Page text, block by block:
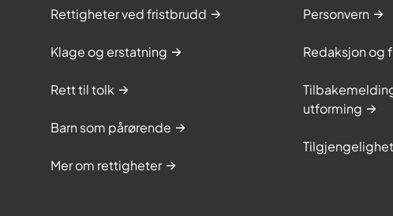
Rettigheter ved fristbrudd
Klage og erstatning
Rett til tolk
Barn som pårørende
Mer om rettigheter
Personvern
Redaksjon og
utforming